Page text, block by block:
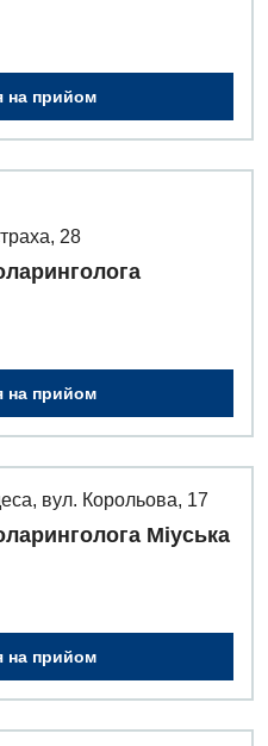
на прийом
28
на прийом
вул. Корольова, 17
Міуська
на прийом